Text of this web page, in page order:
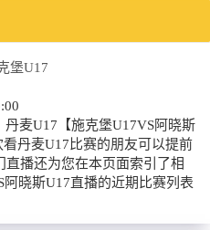
堡U17
丹麦U17【施克堡U17VS阿晓斯
丹麦U17比赛的朋友可以提前
播还为您在本页面索引了相
晓斯U17直播的近期比赛列表